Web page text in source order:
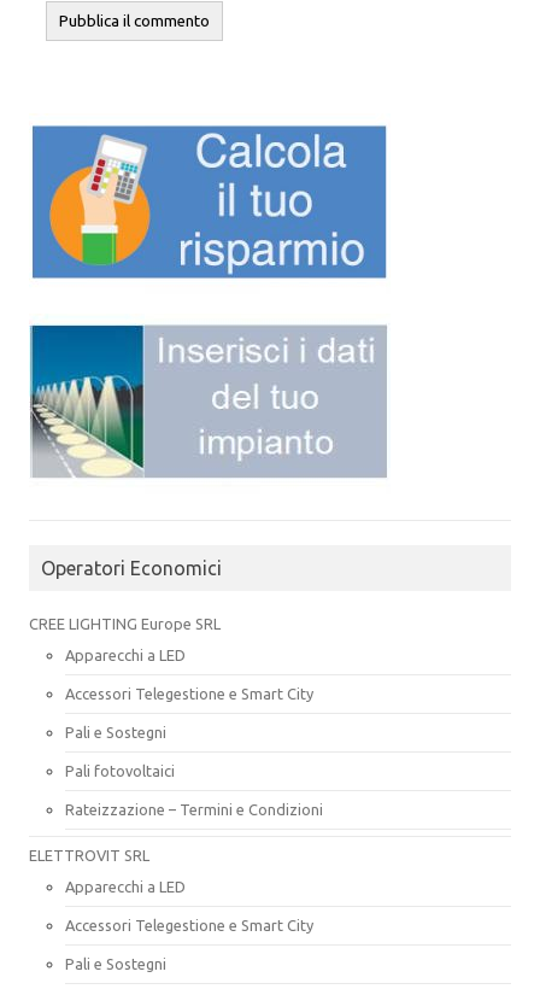
Operatori Economici
CREE LIGHTING Europe SRL
Apparecchi a LED
Accessori Telegestione e Smart City
Pali e Sostegni
Pali fotovoltaici
Rateizzazione – Termini e Condizioni
ELETTROVIT SRL
Apparecchi a LED
Accessori Telegestione e Smart City
Pali e Sostegni